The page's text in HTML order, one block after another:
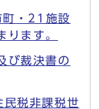
町・21施設
ります。
び裁決書の
民税非課税世